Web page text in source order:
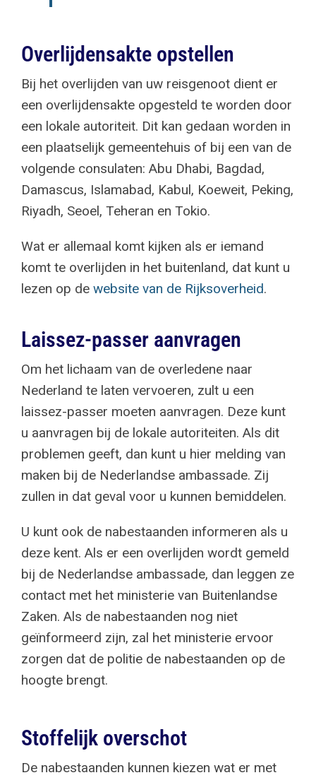
Overlijdensakte opstellen
Bij het overlijden van uw reisgenoot dient er
een overlijdensakte opgesteld te worden door
een lokale autoriteit. Dit kan gedaan worden in
een plaatselijk gemeentehuis of bij een van de
volgende consulaten: Abu Dhabi, Bagdad,
Damascus, Islamabad, Kabul, Koeweit, Peking,
Riyadh, Seoel, Teheran en Tokio.
Wat er allemaal komt kijken als er iemand
komt te overlijden in het buitenland, dat kunt u
lezen op de website van de Rijksoverheid.
Laissez-passer aanvragen
Om het lichaam van de overledene naar
Nederland te laten vervoeren, zult u een
laissez-passer moeten aanvragen. Deze kunt
u aanvragen bij de lokale autoriteiten. Als dit
problemen geeft, dan kunt u hier melding van
maken bij de Nederlandse ambassade. Zij
zullen in dat geval voor u kunnen bemiddelen.
U kunt ook de nabestaanden informeren als u
deze kent. Als er een overlijden wordt gemeld
bij de Nederlandse ambassade, dan leggen ze
contact met het ministerie van Buitenlandse
Zaken. Als de nabestaanden nog niet
geïnformeerd zijn, zal het ministerie ervoor
zorgen dat de politie de nabestaanden op de
hoogte brengt.
Stoffelijk overschot
De nabestaanden kunnen kiezen wat er met